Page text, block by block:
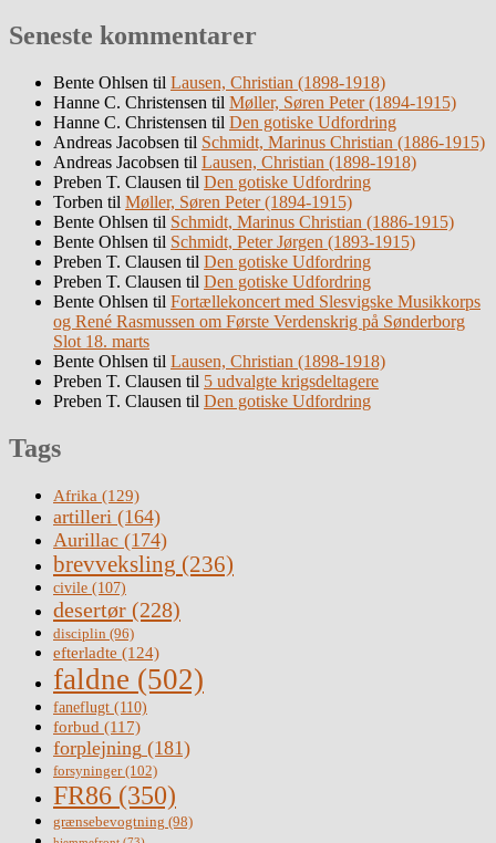
Seneste kommentarer
Bente Ohlsen til Lausen, Christian (1898-1918)
Hanne C. Christensen til Møller, Søren Peter (1894-1915)
Hanne C. Christensen til Den gotiske Udfordring
Andreas Jacobsen til Schmidt, Marinus Christian (1886-1915)
Andreas Jacobsen til Lausen, Christian (1898-1918)
Preben T. Clausen til Den gotiske Udfordring
Torben til Møller, Søren Peter (1894-1915)
Bente Ohlsen til Schmidt, Marinus Christian (1886-1915)
Bente Ohlsen til Schmidt, Peter Jørgen (1893-1915)
Preben T. Clausen til Den gotiske Udfordring
Preben T. Clausen til Den gotiske Udfordring
Bente Ohlsen til Fortællekoncert med Slesvigske Musikkorps
og René Rasmussen om Første Verdenskrig på Sønderborg
Slot 18. marts
Bente Ohlsen til Lausen, Christian (1898-1918)
Preben T. Clausen til 5 udvalgte krigsdeltagere
Preben T. Clausen til Den gotiske Udfordring
Tags
Afrika (129)
artilleri (164)
Aurillac (174)
brevveksling (236)
civile (107)
desertør (228)
disciplin (96)
efterladte (124)
faldne (502)
faneflugt (110)
forbud (117)
forplejning (181)
forsyninger(102)
FR86 (350)
grænsebevogtning (98)